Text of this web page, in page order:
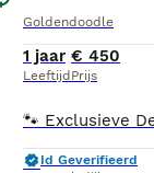
Goldendoodle
1 jaar
Leeftijd
€ 450
Prijs
Id Geverifieerd